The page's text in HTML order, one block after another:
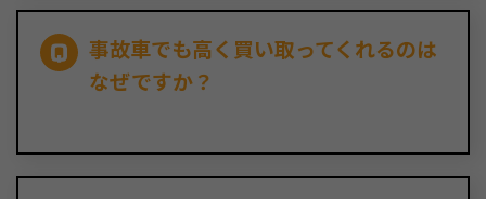
事故車でも高く買い取ってくれるのは
なぜですか？